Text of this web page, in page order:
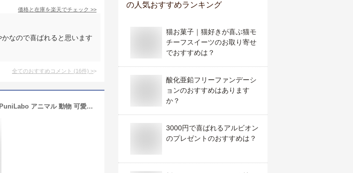
価格と在庫を楽天でチェック >>
なので喜ばれると思います
全てのおすすめコメント (16件) >
【 送料無料 】 リヒトラブ 寝ころびペンポーチ プニラボ SMART FIT PuniLabo アニマル 動物 可愛い ペンケース 筆箱 小物入れ かわいい 小学生 女の子 中学生 高校生 犬 柴犬 パグ 猫 三毛猫 ハチワレ ひよこ ペンギン 贈り物 プレゼント ギフト ノベルティー
の人気おすすめランキング
猫お菓子｜猫好きが喜ぶ猫モ
チーフスイーツのお取り寄せ
でおすすめは？
酸化亜鉛フリーファンデーシ
ョンのおすすめはあります
か？
3000円で喜ばれるアルビオン
のプレゼントのおすすめは？